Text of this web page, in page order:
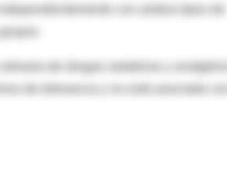
con ambos tipos de
de drogas sedativas y
de tolerancia y no está asociada con